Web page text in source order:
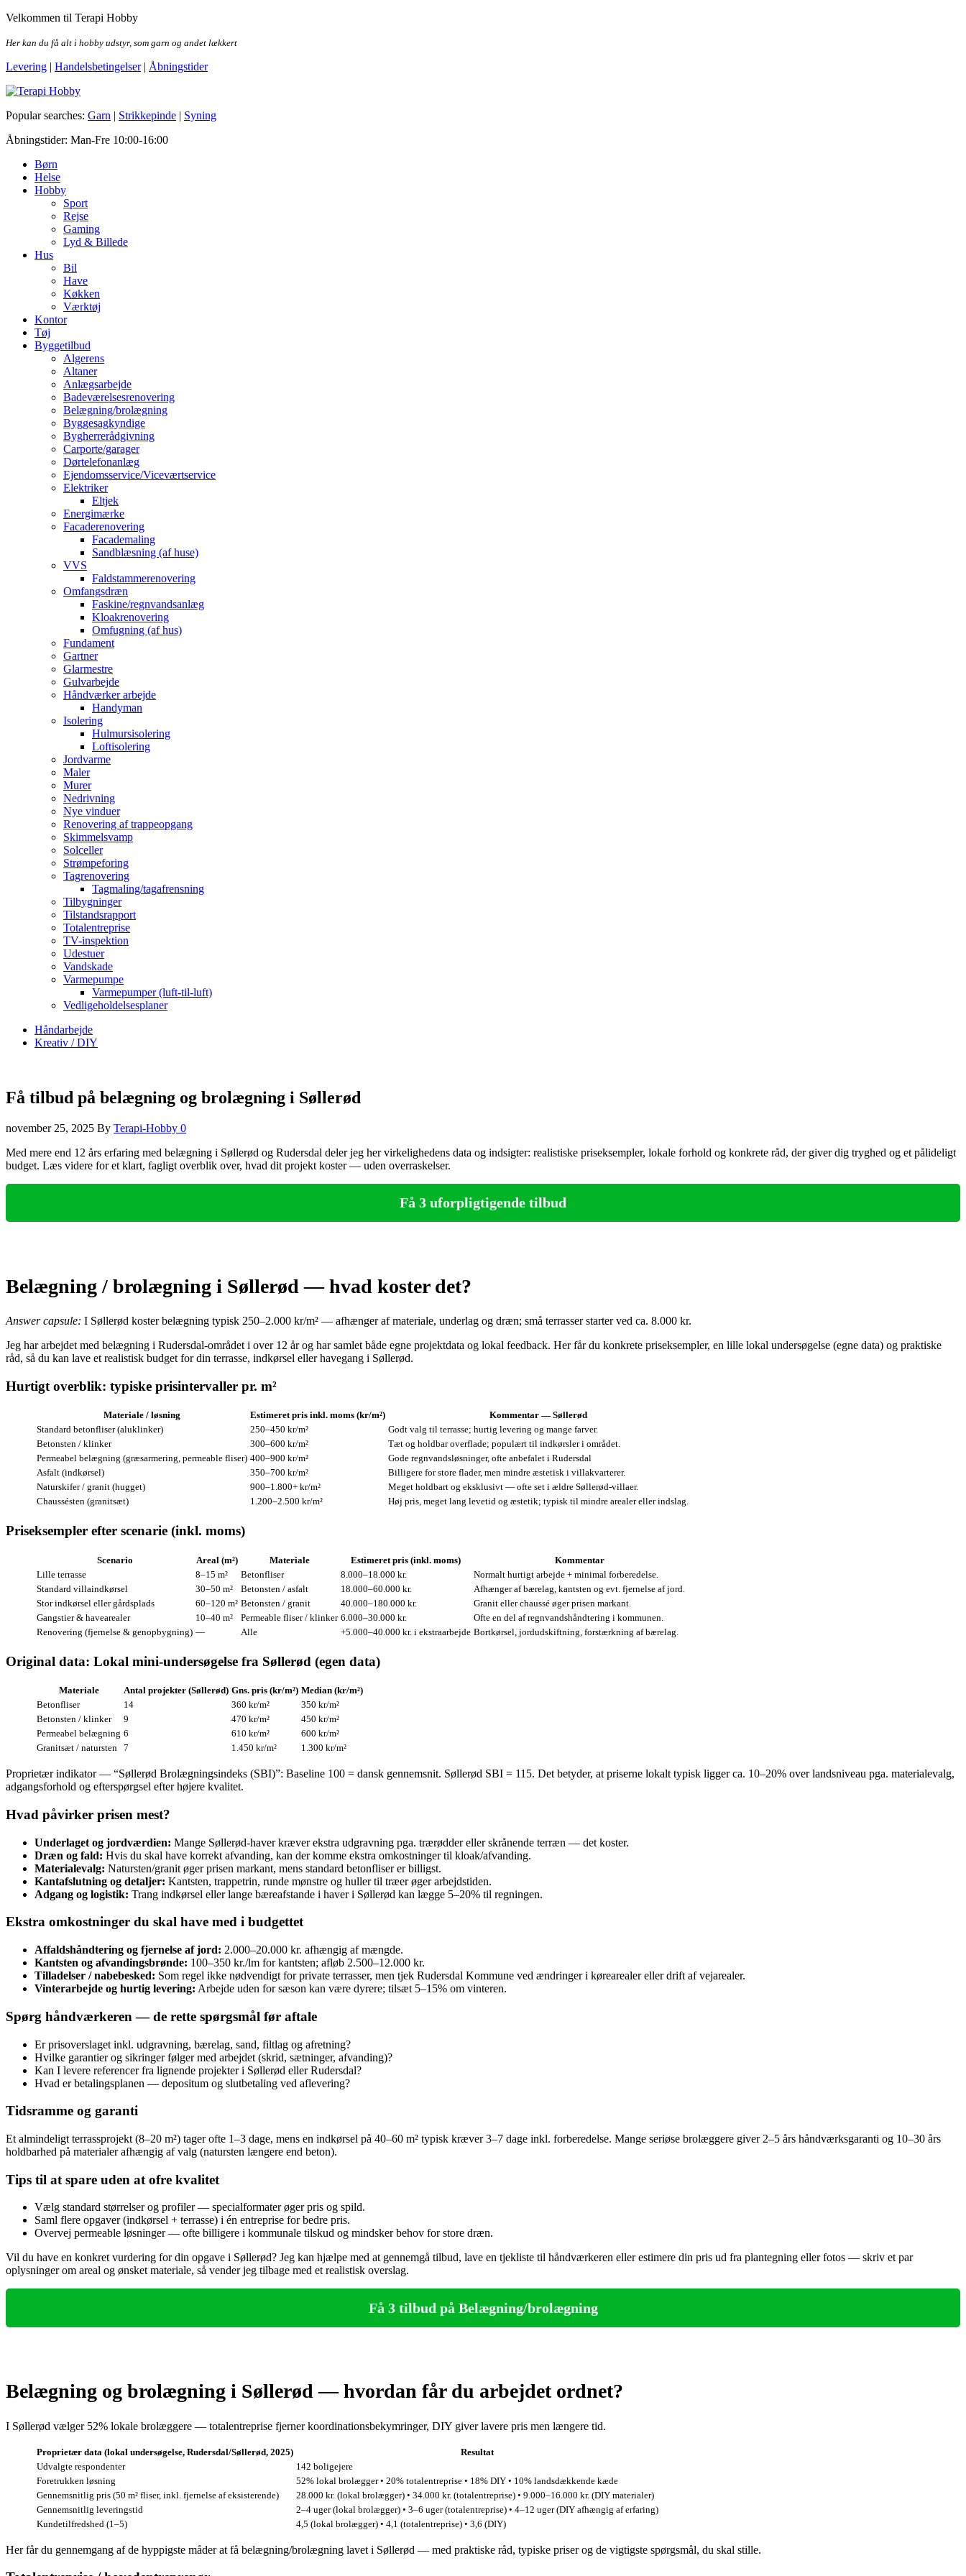
Skip
the
Velkommen til Terapi Hobby
Her kan du få alt i hobby udstyr, som garn og andet lækkert
Levering | Handelsbetingelser| Åbningstider
Terapi Hobby
Popular searches: Garn | Strikkepinde | Syning
Åbningstider: Man-Fre 10:00-16:00
Børn
Helse
Hobby
Sport
Rejse
Gaming
Lyd & Billede
Hus
Bil
Have
Køkken
Værktøj
Kontor
Tøj
Byggetilbud
Algerens
Altaner
Anlægsarbejde
Badeværelsesrenovering
Belægning/brolægning
Byggesagkyndige
Bygherrerådgivning
Carporte/garager
Dørtelefonanlæg
Ejendomsservice/Viceværtservice
Elektriker
Eltjek
Energimærke
Facaderenovering
Facademaling
Sandblæsning (af huse)
VVS
Faldstammerenovering
Omfangsdræn
Faskine/regnvandsanlæg
Kloakrenovering
Omfugning (af hus)
Fundament
Gartner
Glarmestre
Gulvarbejde
Håndværker arbejde
Handyman
Isolering
Hulmursisolering
Loftisolering
Jordvarme
Maler
Murer
Nedrivning
Nye vinduer
Renovering af trappeopgang
Skimmelsvamp
Solceller
Strømpeforing
Tagrenovering
Tagmaling/tagafrensning
Tilbygninger
Tilstandsrapport
Totalentreprise
TV-inspektion
Udestuer
Vandskade
Varmepumpe
Varmepumper (luft-til-luft)
Vedligeholdelsesplaner
Håndarbejde
Kreativ / DIY
Få tilbud på belægning og brolægning i Søllerød
november 25, 2025 By Terapi-Hobby 0
Med mere end 12 års erfaring med belægning i Søllerød og Rudersdal deler jeg her virkelighedens data og indsigter: realistiske priseksempler, lokale forhold og konkrete råd, der giver dig tryghed og et pålideligt
budget. Læs videre for et klart, fagligt overblik over, hvad dit projekt koster — uden overraskelser.
Få 3 uforpligtigende tilbud
Belægning / brolægning i Søllerød — hvad koster det?
Answer capsule: I Søllerød koster belægning typisk 250–2.000 kr/m² — afhænger af materiale, underlag og dræn; små terrasser starter ved ca. 8.000 kr.
Jeg har arbejdet med belægning i Rudersdal-området i over 12 år og har samlet både egne projektdata og lokal feedback. Her får du konkrete priseksempler, en lille lokal undersøgelse (egne data) og praktiske
råd, så du kan lave et realistisk budget for din terrasse, indkørsel eller havegang i Søllerød.
Hurtigt overblik: typiske prisintervaller pr. m²
Materiale / løsning Estimeret pris inkl. moms (kr/m²)
Kommentar — Søllerød
Standard betonfliser (aluklinker)
250–450 kr/m²
Godt valg til terrasse; hurtig levering og mange farver.
Betonsten / klinker
300–600 kr/m²
Tæt og holdbar overflade; populært til indkørsler i området.
Permeabel belægning (græsarmering, permeable fliser) 400–900 kr/m²
Gode regnvandsløsninger, ofte anbefalet i Rudersdal
Asfalt (indkørsel)
350–700 kr/m²
Billigere for store flader, men mindre æstetisk i villakvarterer.
Naturskifer / granit (hugget)
900–1.800+ kr/m²
Meget holdbart og eksklusivt — ofte set i ældre Søllerød-villaer.
Chaussésten (granitsæt)
1.200–2.500 kr/m² Høj pris, meget lang levetid og æstetik; typisk til mindre arealer eller indslag.
Priseksempler efter scenarie (inkl. moms)
Scenario Areal (m²) Materiale Estimeret pris (inkl. moms)
Kommentar
Lille terrasse
8–15 m² Betonfliser 8.000–18.000 kr.
Normalt hurtigt arbejde + minimal forberedelse.
Standard villaindkørsel
30–50 m² Betonsten / asfalt 18.000–60.000 kr.
Afhænger af bærelag, kantsten og evt. fjernelse af jord.
Stor indkørsel eller gårdsplads
60–120 m² Betonsten / granit 40.000–180.000 kr.
Granit eller chaussé øger prisen markant.
Gangstier & havearealer
10–40 m² Permeable fliser / klinker 6.000–30.000 kr.
Ofte en del af regnvandshåndtering i kommunen.
Renovering (fjernelse & genopbygning) — Alle +5.000–40.000 kr. i ekstraarbejde Bortkørsel, jordudskiftning, forstærkning af bærelag.
Original data: Lokal mini‑undersøgelse fra Søllerød (egen data)
Materiale Antal projekter (Søllerød) Gns. pris (kr/m²) Median (kr/m²)
Betonfliser
14 360 kr/m²
350 kr/m²
Betonsten / klinker
9 470 kr/m²
450 kr/m²
Permeabel belægning 6 610 kr/m²
600 kr/m²
Granitsæt / natursten 7 1.450 kr/m² 1.300 kr/m²
Proprietær indikator — “Søllerød Brolægningsindeks (SBI)”: Baseline 100 = dansk gennemsnit. Søllerød SBI = 115. Det betyder, at priserne lokalt typisk ligger ca. 10–20% over landsniveau pga. materialevalg,
adgangsforhold og efterspørgsel efter højere kvalitet.
Hvad påvirker prisen mest?
Underlaget og jordværdien: Mange Søllerød‑haver kræver ekstra udgravning pga. træ­rødder eller skrånende terræn — det koster.
Dræn og fald: Hvis du skal have korrekt afvanding, kan der komme ekstra omkostninger til kloak/afvanding.
Materialevalg: Natursten/granit øger prisen markant, mens standard betonfliser er billigst.
Kantafslutning og detaljer: Kantsten, trappetrin, runde mønstre og huller til træer øger arbejdstiden.
Adgang og logistik: Trang indkørsel eller lange bæreafstande i haver i Søllerød kan lægge 5–20% til regningen.
Ekstra omkostninger du skal have med i budgettet
Affaldshåndtering og fjernelse af jord: 2.000–20.000 kr. afhængig af mængde.
Kantsten og afvandingsbrønde: 100–350 kr./lm for kantsten; afløb 2.500–12.000 kr.
Tilladelser / nabebesked: Som regel ikke nødvendigt for private terrasser, men tjek Rudersdal Kommune ved ændringer i kørearealer eller drift af vejarealer.
Vinterarbejde og hurtig levering: Arbejde uden for sæson kan være dyrere; tilsæt 5–15% om vinteren.
Spørg håndværkeren — de rette spørgsmål før aftale
Er prisoverslaget inkl. udgravning, bærelag, sand, filtlag og afretning?
Hvilke garantier og sikringer følger med arbejdet (skrid, sætninger, afvanding)?
Kan I levere referencer fra lignende projekter i Søllerød eller Rudersdal?
Hvad er betalingsplanen — depositum og slutbetaling ved aflevering?
Tidsramme og garanti
Et almindeligt terrassprojekt (8–20 m²) tager ofte 1–3 dage, mens en indkørsel på 40–60 m² typisk kræver 3–7 dage inkl. forberedelse. Mange seriøse brolæggere giver 2–5 års håndværksgaranti og 10–30 års
holdbarhed på materialer afhængig af valg (natursten længere end beton).
Tips til at spare uden at ofre kvalitet
Vælg standard størrelser og profiler — specialformater øger pris og spild.
Saml flere opgaver (indkørsel + terrasse) i én entreprise for bedre pris.
Overvej permeable løsninger — ofte billigere i kommunale tilskud og mindsker behov for store dræn.
Vil du have en konkret vurdering for din opgave i Søllerød? Jeg kan hjælpe med at gennemgå tilbud, lave en tjekliste til håndværkeren eller estimere din pris ud fra plantegning eller fotos — skriv et par
oplysninger om areal og ønsket materiale, så vender jeg tilbage med et realistisk overslag.
Få 3 tilbud på Belægning/brolægning
Belægning og brolægning i Søllerød — hvordan får du arbejdet ordnet?
I Søllerød vælger 52% lokale brolæggere — totalentreprise fjerner koordinationsbekymringer, DIY giver lavere pris men længere tid.
Proprietær data (lokal undersøgelse, Rudersdal/Søllerød, 2025)
Resultat
Udvalgte respondenter
142 boligejere
Foretrukken løsning
52% lokal brolægger • 20% totalentreprise • 18% DIY • 10% landsdækkende kæde
Gennemsnitlig pris (50 m² fliser, inkl. fjernelse af eksisterende)
28.000 kr. (lokal brolægger) • 34.000 kr. (totalentreprise) • 9.000–16.000 kr. (DIY materialer)
Gennemsnitlig leveringstid
2–4 uger (lokal brolægger) • 3–6 uger (totalentreprise) • 4–12 uger (DIY afhængig af erfaring)
Kundetilfredshed (1–5)
4,5 (lokal brolægger) • 4,1 (totalentreprise) • 3,6 (DIY)
Her får du gennemgang af de hyppigste måder at få belægning/brolægning lavet i Søllerød — med praktiske råd, typiske priser og de vigtigste spørgsmål, du skal stille.